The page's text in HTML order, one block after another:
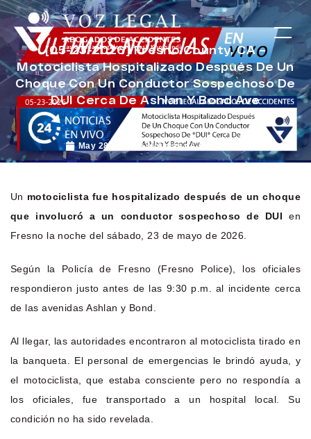
[05-23-2026] Fresno County, CA –
Motociclista Hospitalizado Después De Un
Choque Con Un Conductor Sospechoso De
DUI Cerca De Ashlan Y Bond Ave
May 28, 2026 Noticias de Accidentes
Un motociclista fue hospitalizado después de un choque
que involucró a un conductor sospechoso de DUI en
Fresno la noche del sábado, 23 de mayo de 2026.
Según la Policía de Fresno (Fresno Police), los oficiales
respondieron justo antes de las 9:30 p.m. al incidente cerca
de las avenidas Ashlan y Bond.
Al llegar, las autoridades encontraron al motociclista tirado en
la banqueta. El personal de emergencias le brindó ayuda, y
el motociclista, que estaba consciente pero no respondía a
los oficiales, fue transportado a un hospital local. Su
condición no ha sido revelada.